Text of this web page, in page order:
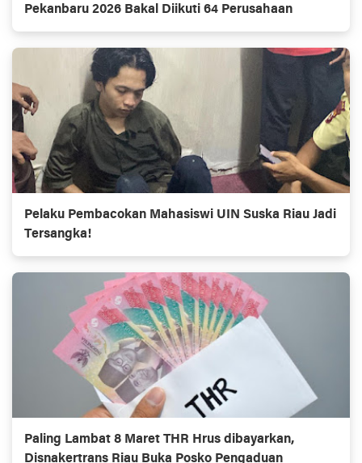
Pekanbaru 2026 Bakal Diikuti 64 Perusahaan
Pelaku Pembacokan Mahasiswi UIN Suska Riau Jadi
Tersangka!
Paling Lambat 8 Maret THR Hrus dibayarkan,
Disnakertrans Riau Buka Posko Pengaduan